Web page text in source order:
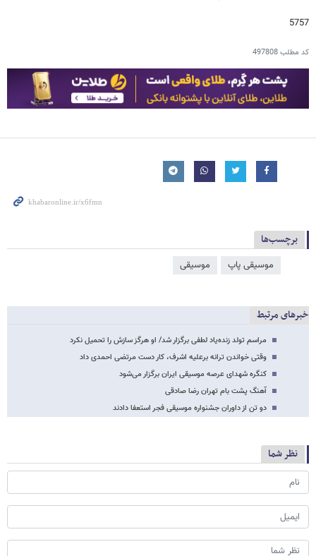
5757
کد مطلب497808
برچسب‌ها
موسیقی پاپ موسیقی
خبرهای مرتبط
مراسم تولد زنده‌یاد لطفی برگزار شد/ او هرگز سازش را تحمیل نکرد
وقتی خواندن ترانه برعلیه اشرف، کار دست مرتضی احمدی داد
کنگره شهدای عرصه‌ موسیقی ایران برگزار می‌شود
آهنگ پشت بام تهران رضا صادقی
دو تن از داوران جشنواره موسیقی فجر استعفا دادند
نظر شما